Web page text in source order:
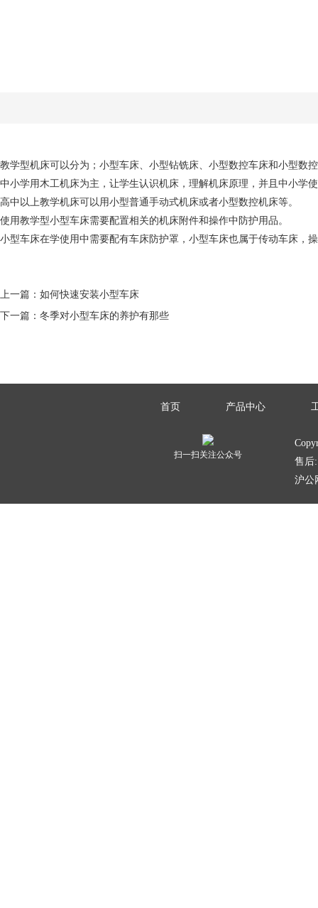
教学型机床可以分为； 小型车床、 小型钻铣床、 小型数控车床和小型数
中小学用木工机床为主，让学生认识机床，理解机床原理，并且中小学
高中以上教学机床可以用小型普通手动式机床或者小型数控机床等。
使用教学型小型车床需要配置相关的机床附件和操作中防护用品。
小型车床在学使用中需要配有车床防护罩， 小型车床也属于传动车床，
上一篇： 如何快速安装小型车床
下一篇： 冬季对小型车床的养护有那些
首页 产品中心
扫一扫关注公众号
售后
沪公